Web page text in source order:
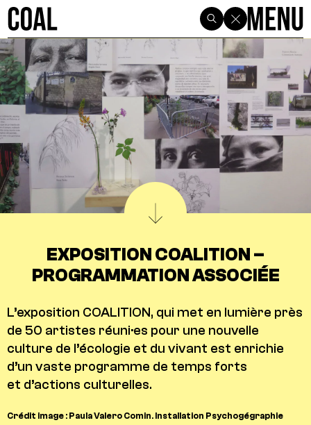
EXPOSITION COALITION –
PROGRAMMATION ASSOCIÉE
L’exposition COALITION, qui met en lumière près
de 50 artistes réuni·es pour une nouvelle
culture de l’écologie et du vivant est enrichie
d’un vaste programme de temps forts
et d’actions culturelles.
Crédit image : Paula Valero Comin. Installation Psychogégraphie